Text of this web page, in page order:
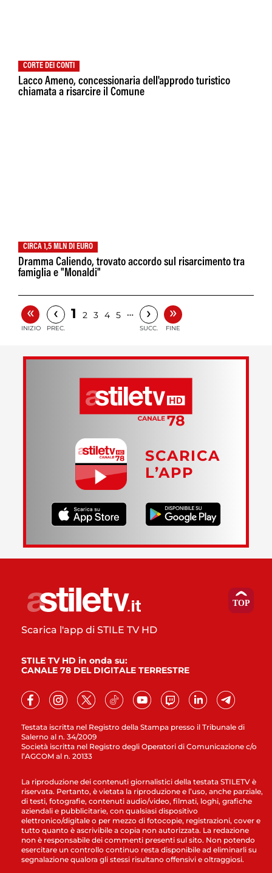
CORTE DEI CONTI
Lacco Ameno, concessionaria dell'approdo turistico
chiamata a risarcire il Comune
CIRCA 1,5 MLN DI EURO
Dramma Caliendo, trovato accordo sul risarcimento tra
famiglia e "Monaldi"
«
INIZIO
‹
PREC.
1 2 3 4 5 … ›
SUCC.
»
FINE
SCARICA
L’APP
Testata iscritta nel Registro della Stampa presso il Tribunale di
Salerno al n. 34/2009
Società iscritta nel Registro degli Operatori di Comunicazione c/o
l’AGCOM al n. 20133
Scarica l'app di STILE TV HD
STILE TV HD in onda su:
CANALE 78 DEL DIGITALE TERRESTRE
La riproduzione dei contenuti giornalistici della testata STILETV è
riservata. Pertanto, è vietata la riproduzione e l’uso, anche parziale,
di testi, fotografie, contenuti audio/video, filmati, loghi, grafiche
aziendali e pubblicitarie, con qualsiasi dispositivo
elettronico/digitale o per mezzo di fotocopie, registrazioni, cover e
tutto quanto è ascrivibile a copia non autorizzata. La redazione
non è responsabile dei commenti presenti sul sito. Non potendo
esercitare un controllo continuo resta disponibile ad eliminarli su
segnalazione qualora gli stessi risultano offensivi e oltraggiosi.